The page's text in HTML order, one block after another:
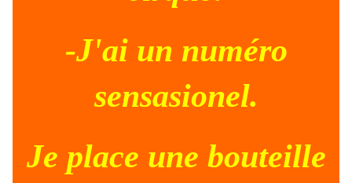
-J'ai un numéro
sensasionel.
Je place une bouteille